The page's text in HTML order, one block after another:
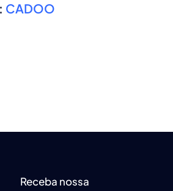
CADOO
Receba nossa